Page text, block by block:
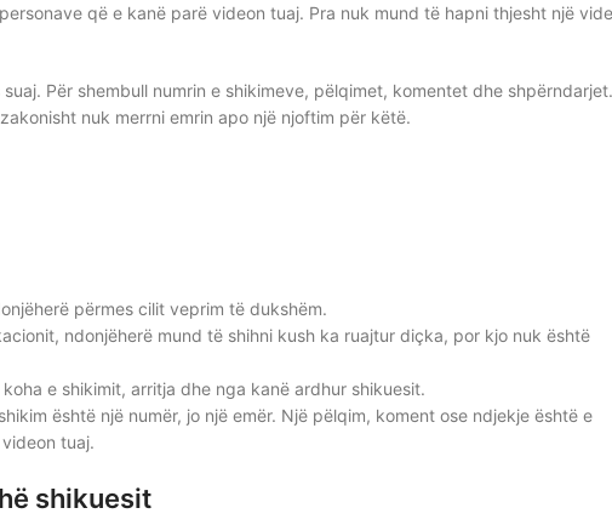
që e kanë parë videon tuaj. Pra nuk mund të hapni thjesht një
Për shembull numrin e shikimeve, pëlqimet, komentet dhe shpërndarjet.
nuk merrni emrin apo një njoftim për këtë.
përmes cilit veprim të dukshëm.
ndonjëherë mund të shihni kush ka ruajtur diçka, por kjo nuk është
e shikimit, arritja dhe nga kanë ardhur shikuesit.
është një numër, jo një emër. Një pëlqim, koment ose ndjekje është e
tuaj.
shikuesit